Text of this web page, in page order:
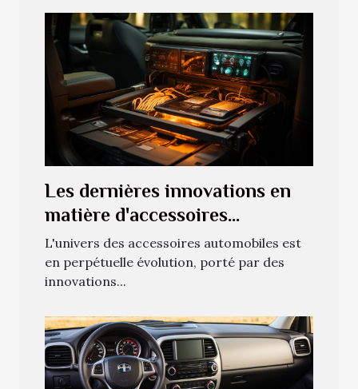
Les dernières innovations en
matière d'accessoires
automobiles
L'univers des accessoires automobiles est
en perpétuelle évolution, porté par des
innovations...